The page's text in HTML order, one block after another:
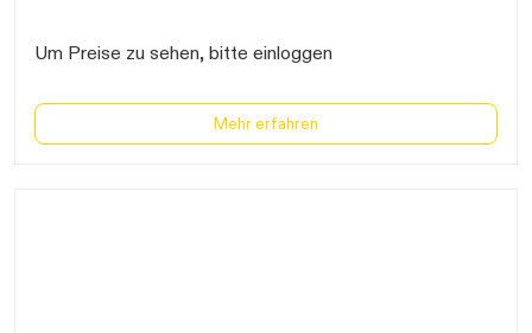
Um Preise zu sehen, bitte einloggen
Mehr erfahren